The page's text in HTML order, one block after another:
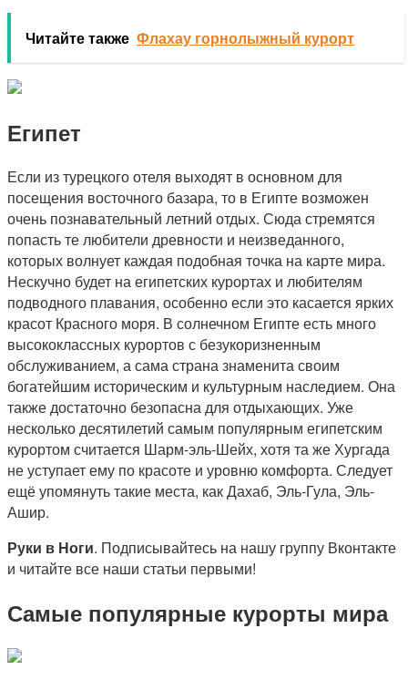
Читайте также Флахау горнолыжный курорт
Египет
Если из турецкого отеля выходят в основном для
посещения восточного базара, то в Египте возможен
очень познавательный летний отдых. Сюда стремятся
попасть те любители древности и неизведанного,
которых волнует каждая подобная точка на карте мира.
Нескучно будет на египетских курортах и любителям
подводного плавания, особенно если это касается ярких
красот Красного моря. В солнечном Египте есть много
высококлассных курортов с безукоризненным
обслуживанием, а сама страна знаменита своим
богатейшим историческим и культурным наследием. Она
также достаточно безопасна для отдыхающих. Уже
несколько десятилетий самым популярным египетским
курортом считается Шарм-эль-Шейх, хотя та же Хургада
не уступает ему по красоте и уровню комфорта. Следует
ещё упомянуть такие места, как Дахаб, Эль-Гула, Эль-
Ашир.
Руки в Ноги. Подписывайтесь на нашу группу Вконтакте
и читайте все наши статьи первыми!
Самые популярные курорты мира